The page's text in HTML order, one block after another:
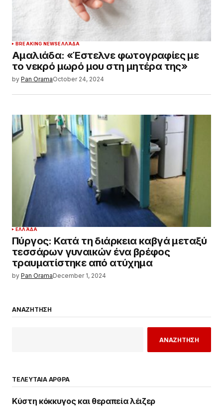
BREAKING NEWSΕΛΛΆΔΑ
Αμαλιάδα: «Έστελνε φωτογραφίες με
το νεκρό μωρό μου στη μητέρα της»
by Pan OramaOctober 24, 2024
ΕΛΛΆΔΑ
Πύργος: Κατά τη διάρκεια καβγά μεταξύ
τεσσάρων γυναικών ένα βρέφος
τραυματίστηκε από ατύχημα
by Pan OramaDecember 1, 2024
ΑΝΑΖΗΤΗΣΗ
ΑΝΑΖΗΤΗΣΗ
ΤΕΛΕΥΤΑΙΑ ΑΡΘΡΑ
Κύστη κόκκυγος και θεραπεία λέιζερ